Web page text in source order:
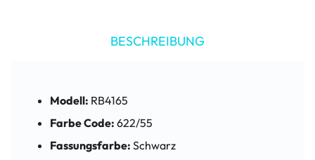
BESCHREIBUNG
Modell: RB4165
Farbe Code: 622/55
Fassungsfarbe: Schwarz